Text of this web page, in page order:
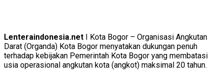
Lenteraindonesia.net I Kota Bogor – Organisasi Angkutan
Darat (Organda) Kota Bogor menyatakan dukungan penuh
terhadap kebijakan Pemerintah Kota Bogor yang membatasi
usia operasional angkutan kota (angkot) maksimal 20 tahun.